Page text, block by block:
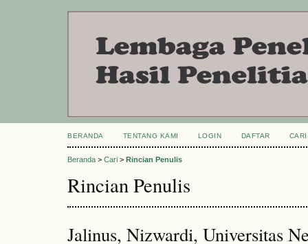
BERANDA TENTANG KAMI LOGIN DAFTAR CARI
Beranda > Cari > Rincian Penulis
Rincian Penulis
Jalinus, Nizwardi, Universitas